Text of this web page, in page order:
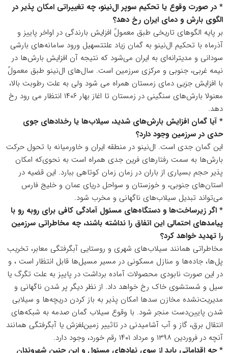
* در صورت وقوع یا تحکیم سوپر ال‌نینو، چه تغییراتی امکان پذیر در
الگوی بارش و دمای ایران رخ دهد؟
بر پایه الگوهای تاریخی طبق معمولً افزایش بارندگی در اواخر پاییز و
آذرماه با تحکیم ال‌نینو به گمان زیاد علتتسهیل ورود سامانه‌های بارشی
سودانی و مدیترانه‌ای به ایران می‌شود که نتیجه آن افزایش بارش‌ها در
نیمه غربی، جنوبی و مرکزی سرزمین است. سال‌های ال‌نینو طبق معمولً
با افزایش جزیی دمای زمستان همراه می شود ولی به علت رطوبت بالا،
معنولا بارش‌های سنگینی در زمستان تا اغاز بهار ۱۴۰۶ انتظار می رود رخ
دهد.
* آیا گمان افزایش بارش‌های شدید، سیلاب‌ها یا رخدادهای جوی
حدی در سرزمین وجود دارد؟
این گمان جدی است. ال‌نینو در منطقه ایران و خاورمیانه با تحول حرکت
بارش‌ها به سمت رفتارهای فرین جدی همراه است به نحوی‌که امکان
پذیر حجم بسیاری از باران در زمان زمان کوتاهی ببارد. این قضیه در
استان‌های جنوبی، و خوزستان و سواحل دریای عمان و خلیج فارس
می‌تواند تبدیل سیلاب‌های ناگهانی و مخرب شود.
* اگر زیرساخت‌ها و دستگاه‌های مسئول آمادگی کافی برای روبه رو با
پیامدهای احتمالی این اتفاق را نداشته باشند، چه مخاطراتی سرزمین
را تهدید خواهد کرد؟
مخاطراتی همانند سیلاب‌های شهری و روستایی آبگرفتگی معابر، تخریب
پل‌ها، جاده‌ها و منازل مسکونی در مسیر مسیل‌ها قابل انتظار است ، و
در این صورت نابودی محصولات آماده برداشت در پاییز به علت تگرگ یا
سیل و شستشوی خاک رخ خواهد داد. از نظر دیگر پر شدن ناگهانی و
مدیریت‌نشده مخازن سدها امکان پذیر به باز کردن دریچه‌ها و سیلابی
شدن پایین‌دست منجر شود. با وقوع سیلاب گمان صدمه به شبکه‌های
انتقال برق، گاز و آب آشامیدنی در تاثییر زمین‌‍لغزش یا آبگرفتگی همانند
آنچه در فروردین ۱۳۹۸ و مرداد ۱۴۰۱ رقم خورد، وجود دارد.
* چه اقداماتی باید از سوی نهادهای مسئول و این چنین شهروندان